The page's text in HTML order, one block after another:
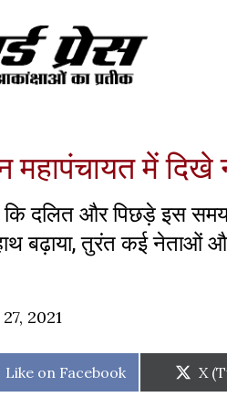
महापंचायत में
कि दलित और पिछड़े इस
हाथ बढ़ाया, तुरंत कई
2021
Share
Like on Facebook
on
X